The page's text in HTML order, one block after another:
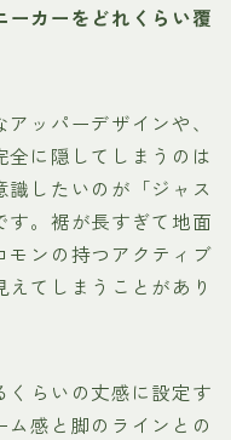
ーカーをどれくらい覆
ッパーデザインや、
全に隠してしまうのは
したいのが「ジャス
す。裾が長すぎて地面
モンの持つアクティブ
てしまうことがあり
くらいの丈感に設定す
ム感と脚のラインとの